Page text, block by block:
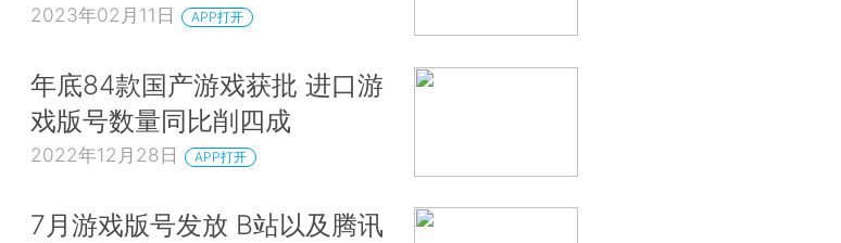
2023年02月11日 APP打开
年底84款国产游戏获批 进口游
戏版号数量同比削四成
2022年12月28日 APP打开
7月游戏版号发放 B站以及腾讯